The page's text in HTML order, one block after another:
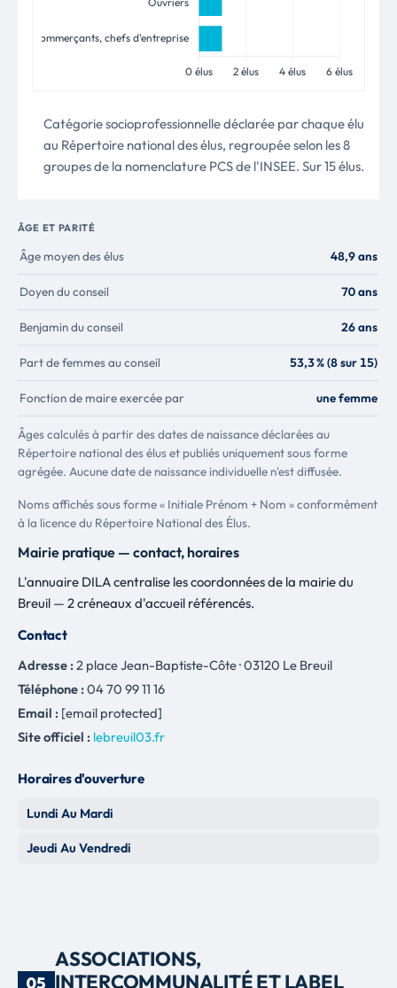
Catégorie socioprofessionnelle déclarée par chaque élu
au Répertoire national des élus, regroupée selon les 8
groupes de la nomenclature PCS de l'INSEE. Sur 15 élus.
ÂGE ET PARITÉ
Âge moyen des élus 48,9 ans
Doyen du conseil 70 ans
Benjamin du conseil 26 ans
Part de femmes au conseil 53,3 % (8 sur 15)
Fonction de maire exercée par une femme
Âges calculés à partir des dates de naissance déclarées au
Répertoire national des élus et publiés uniquement sous forme
agrégée. Aucune date de naissance individuelle n'est diffusée.
Noms affichés sous forme « Initiale Prénom + Nom » conformément
à la licence du Répertoire National des Élus.
Mairie pratique — contact, horaires
L'annuaire DILA centralise les coordonnées de la mairie du
Breuil — 2 créneaux d'accueil référencés.
Contact
Adresse :2 place Jean-Baptiste-Côte · 03120 Le Breuil
Téléphone :04 70 99 11 16
Email : [email protected]
Site officiel : lebreuil03.fr
Horaires d'ouverture
Lundi Au Mardi
Jeudi Au Vendredi
05
ASSOCIATIONS,
INTERCOMMUNALITÉ ET LABEL